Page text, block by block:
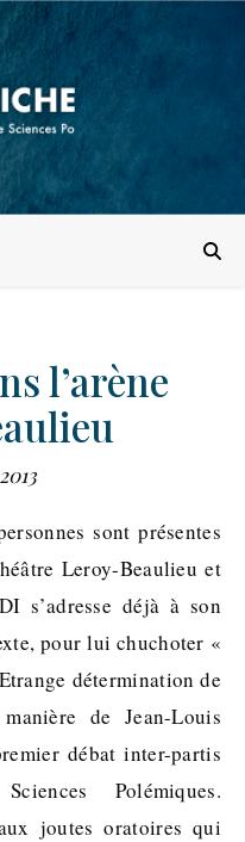
l’arène
Leroy-Beaulieu et
s’adresse déjà à son
pour lui chuchoter «
détermination de
de Jean-Louis
débat inter-partis
Polémiques.
joutes oratoires qui